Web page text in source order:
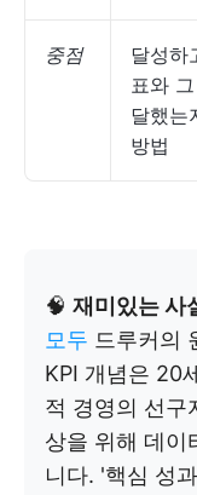
중점
달성하
표와
달했는
방법
🧠 재미있는 사
모두 드루커의
KPI 개념은 20
적 경영의 선구
상을 위해 데이
니다. '핵심 성